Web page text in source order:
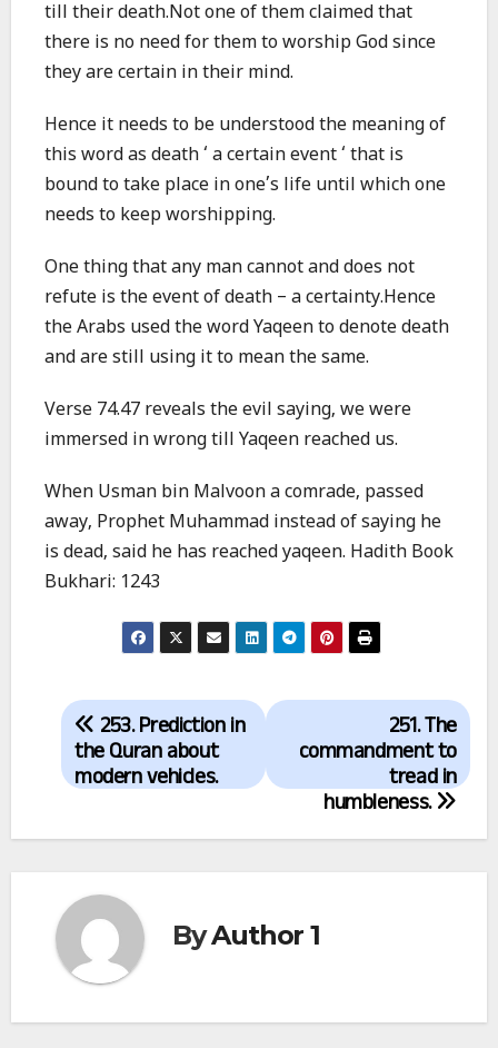
till their death.Not one of them claimed that
there is no need for them to worship God since
they are certain in their mind.
Hence it needs to be understood the meaning of
this word as death ‘ a certain event ‘ that is
bound to take place in one’s life until which one
needs to keep worshipping.
One thing that any man cannot and does not
refute is the event of death – a certainty.Hence
the Arabs used the word Yaqeen to denote death
and are still using it to mean the same.
Verse 74.47 reveals the evil saying, we were
immersed in wrong till Yaqeen reached us.
When Usman bin Malvoon a comrade, passed
away, Prophet Muhammad instead of saying he
is dead, said he has reached yaqeen. Hadith Book
Bukhari: 1243
Post
navigation
251. The
commandment to
tread in
humbleness.
253. Prediction in
the Quran about
modern vehicles.
ByAuthor 1